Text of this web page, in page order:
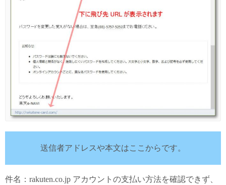
送信者アドレスや本文はここからです。
件名：rakuten.co.jp アカウントの支払い方法を確認できず、